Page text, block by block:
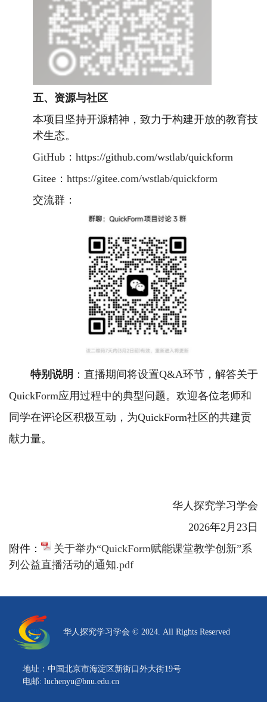
五、资源与社区
本项目坚持开源精神，致力于构建开放的教育技
术生态。
GitHub：https://github.com/wstlab/quickform
Gitee： https://gitee.com/wstlab/quickform
交流群：
特别说明 ：直播期间将设置Q&A环节，解答关于
QuickForm应用过程中的典型问题。欢迎各位老师和
同学在评论区积极互动，为QuickForm社区的共建贡
献力量。
华人探究学习学会
2026年2月23日
附件：
关于举办“QuickForm赋能课堂教学创新”系
列公益直播活动的通知.pdf
华人探究学习学会 © 2024. All Rights Reserved
地址：中国北京市海淀区新街口外大街19号
电邮: luchenyu@bnu.edu.cn